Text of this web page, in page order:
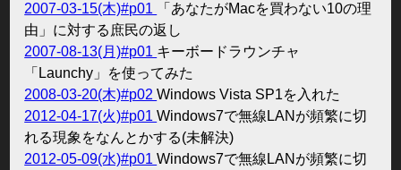
2007-03-15(木)#p01
「あなたがMacを買わない10の理
由」に対する庶民の返し
2007-08-13(月)#p01 キーボードラウンチャ
「Launchy」を使ってみた
2008-03-20(木)#p02Windows Vista SP1を入れた
2012-04-17(火)#p01Windows7で無線LANが頻繁に切
れる現象をなんとかする(未解決)
2012-05-09(水)#p01Windows7で無線LANが頻繁に切